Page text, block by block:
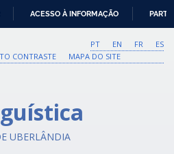
O
CONTEÚDO
ACESSO À INFORMAÇÃO
PT EN FR
ES
CONTRASTE MAPA DO SITE
UBERLÂNDIA